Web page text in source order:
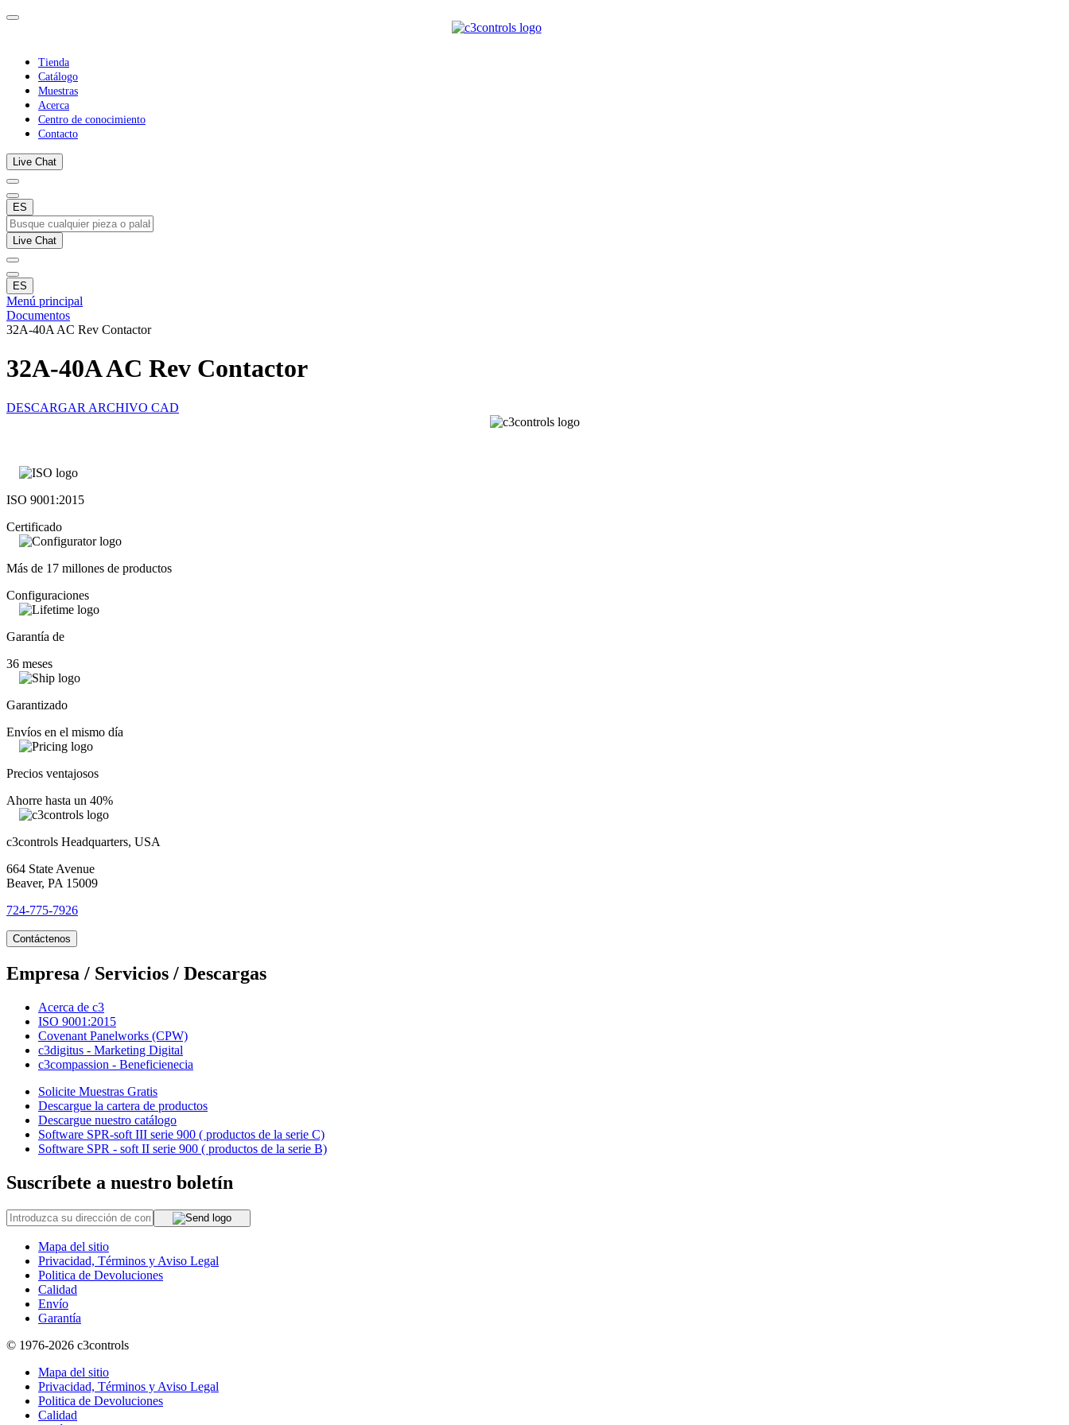
Tienda
Catálogo
Muestras
Acerca
Centro de conocimiento
Contacto
Live Chat
ES
Live Chat
ES
Menú principal
Documentos
32A-40A AC Rev Contactor
32A-40A AC Rev Contactor
DESCARGAR ARCHIVO CAD
ISO 9001:2015
Certificado
Más de 17 millones de productos
Configuraciones
Garantía de
36 meses
Garantizado
Envíos en el mismo día
Precios ventajosos
Ahorre hasta un 40%
c3controls Headquarters, USA
664 State Avenue
Beaver, PA 15009
724-775-7926
Contáctenos
Empresa / Servicios / Descargas
Acerca de c3
ISO 9001:2015
Covenant Panelworks (CPW)
c3digitus - Marketing Digital
c3compassion - Beneficienecia
Solicite Muestras Gratis
Descargue la cartera de productos
Descargue nuestro catálogo
Software SPR-soft III serie 900 ( productos de la serie C)
Software SPR - soft II serie 900 ( productos de la serie B)
Suscríbete a nuestro boletín
Mapa del sitio
Privacidad, Términos y Aviso Legal
Politica de Devoluciones
Calidad
Envío
Garantía
© 1976-2026 c3controls
Mapa del sitio
Privacidad, Términos y Aviso Legal
Politica de Devoluciones
Calidad